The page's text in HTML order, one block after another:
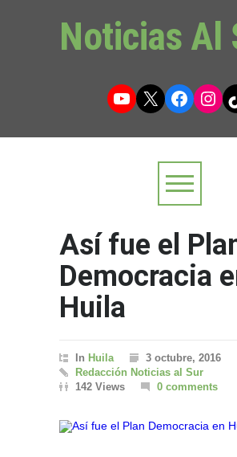
Noticias Al
YouTube
X
Así fue el
Democracia
Huila
In Huila
3 octubre, 2016
Redacción Noticias al Sur
142 Views
0 comments